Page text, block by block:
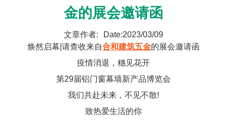
金的展会邀请函
文章作者:
Date:2023/03/09
焕然启幕|请查收来自合和建筑五金的展会邀请函
疫情消退，穗见花开
第29届铝门窗幕墙新产品博览会
我们共赴未来，不见不散!
致热爱生活的你